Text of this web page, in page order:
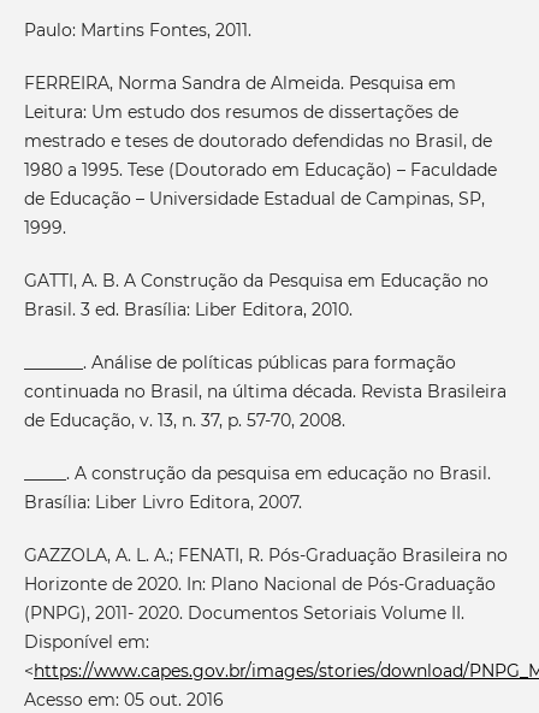
Paulo: Martins Fontes, 2011.
FERREIRA, Norma Sandra de Almeida. Pesquisa em
Leitura: Um estudo dos resumos de dissertações de
mestrado e teses de doutorado defendidas no Brasil, de
1980 a 1995. Tese (Doutorado em Educação) – Faculdade
de Educação – Universidade Estadual de Campinas, SP,
1999.
GATTI, A. B. A Construção da Pesquisa em Educação no
Brasil. 3 ed. Brasília: Liber Editora, 2010.
_______. Análise de políticas públicas para formação
continuada no Brasil, na última década. Revista Brasileira
de Educação, v. 13, n. 37, p. 57-70, 2008.
_____. A construção da pesquisa em educação no Brasil.
Brasília: Liber Livro Editora, 2007.
GAZZOLA, A. L. A.; FENATI, R. Pós-Graduação Brasileira no
Horizonte de 2020. In: Plano Nacional de Pós-Graduação
(PNPG), 2011- 2020. Documentos Setoriais Volume II.
Disponível em:
<https://www.capes.gov.br/images/stories/download/
Acesso em: 05 out. 2016